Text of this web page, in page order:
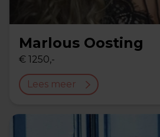
Marlous Oosting
€ 1250,-
Lees meer